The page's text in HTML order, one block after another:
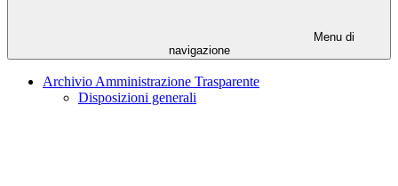
Menu di
navigazione
Archivio Amministrazione Trasparente
Disposizioni generali